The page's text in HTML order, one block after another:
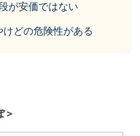
が安価ではない
けどの危険性がある
＞